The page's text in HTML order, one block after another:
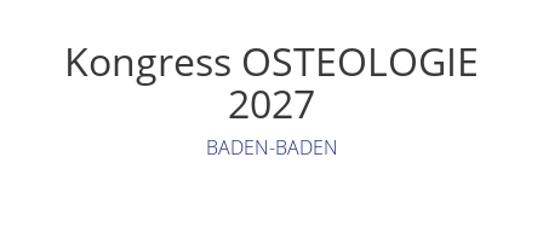
Kongress OSTEOLOGIE
2027
BADEN-BADEN